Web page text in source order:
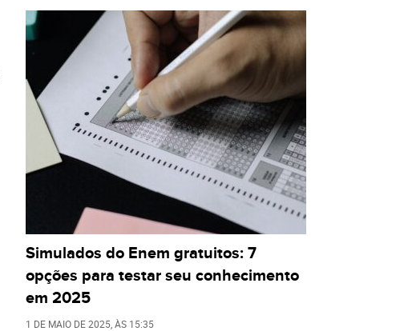
Simulados do Enem gratuitos: 7
opções para testar seu conhecimento
em 2025
1 DE MAIO DE 2025 , ÀS 15:35